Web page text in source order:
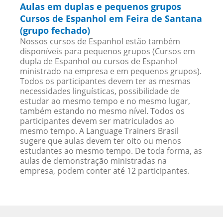
Aulas em duplas e pequenos grupos
Cursos de Espanhol em Feira de Santana
(grupo fechado)
Nossos cursos de Espanhol estão também
disponíveis para pequenos grupos (Cursos em
dupla de Espanhol ou cursos de Espanhol
ministrado na empresa e em pequenos grupos).
Todos os participantes devem ter as mesmas
necessidades linguísticas, possibilidade de
estudar ao mesmo tempo e no mesmo lugar,
também estando no mesmo nível. Todos os
participantes devem ser matriculados ao
mesmo tempo. A Language Trainers Brasil
sugere que aulas devem ter oito ou menos
estudantes ao mesmo tempo. De toda forma, as
aulas de demonstração ministradas na
empresa, podem conter até 12 participantes.